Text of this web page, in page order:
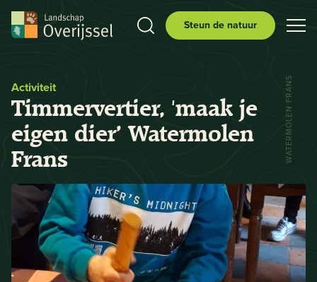
Steun de natuur
Activiteit
Timmervertier, 'maak je
eigen dier’ Watermolen
Frans
WATERMOLEN FRANS